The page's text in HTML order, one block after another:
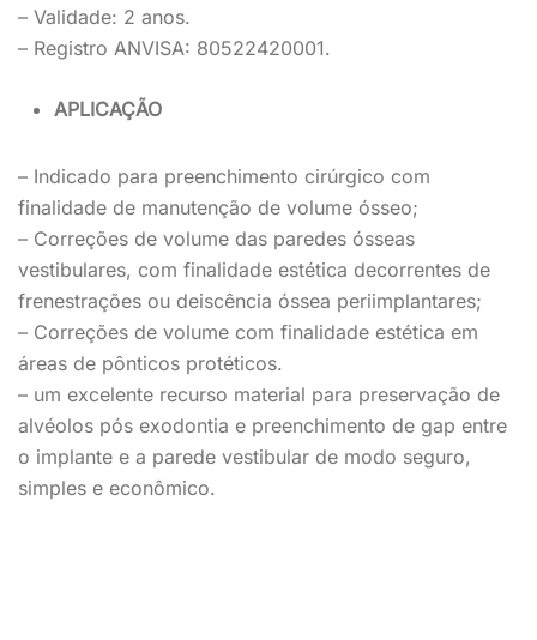
– Validade: 2 anos.
– Registro ANVISA: 80522420001.
APLICAÇÃO
– Indicado para preenchimento cirúrgico com
finalidade de manutenção de volume ósseo;
– Correções de volume das paredes ósseas
vestibulares, com finalidade estética decorrentes de
frenestrações ou deiscência óssea periimplantares;
– Correções de volume com finalidade estética em
áreas de pônticos protéticos.
– um excelente recurso material para preservação de
alvéolos pós exodontia e preenchimento de gap entre
o implante e a parede vestibular de modo seguro,
simples e econômico.